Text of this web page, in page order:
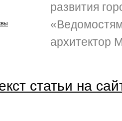
развития
архитектор
статьи на